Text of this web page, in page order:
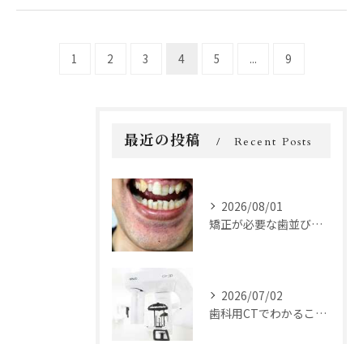
1 2 3 4 5 ... 9
最近の投稿 Recent Posts
2026/08/01
矯正が必要な歯並びの種類とは？
2026/07/02
歯科用CTでわかることとは？